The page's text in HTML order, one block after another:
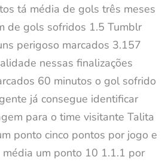
tá média de gols três meses
de gols sofridos 1.5 Tumblr
perigoso marcados 3.157
nessas finalizações
60 minutos o gol sofrido
já consegue identificar
para o time visitante Talita
ponto cinco pontos por jogo e
um ponto 10 1.1.1 por